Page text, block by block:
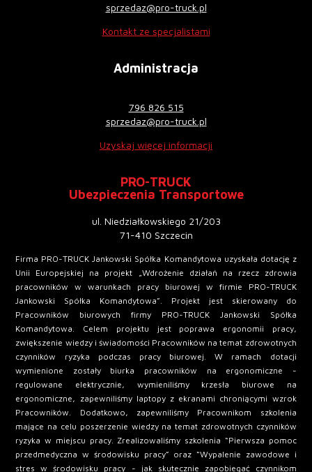
sprzedaz@pro-truck.pl
Kontakt ze specjalistami
Administracja
796 826 515
sprzedaz@pro-truck.pl
Uzyskaj więcej informacji
PRO-TRUCK
Ubezpieczenia Transportowe
ul. Niedziałkowskiego 21/203
71-410 Szczecin
Firma PRO-TRUCK Jankowski Spółka Komandytowa uzyskała dotację z
Unii Europejskiej na projekt „Wdrożenie działań na rzecz zdrowia
pracowników w warunkach pracy biurowej w firmie PRO-TRUCK
Jankowski Spółka Komandytowa”. Projekt jest skierowany do
Pracowników biurowych firmy PRO-TRUCK Jankowski Spółka
Komandytowa. Celem projektu jest poprawa ergonomii pracy,
zwiększenie wiedzy i świadomości Pracowników na temat zdrowotnych
czynników ryzyka podczas pracy biurowej. W ramach dotacji
wymienione zostały biurka pracowników na ergonomiczne -
regulowane elektrycznie, wymieniliśmy krzesła biurowe na
ergonomiczne, zapewniliśmy laptopy z ekranami chroniącymi wzrok
Pracowników. Dodatkowo, zapewniliśmy Pracownikom szkolenia
mające na celu poszerzenie wiedzy na temat zdrowotnych czynników
ryzyka w miejscu pracy. Zrealizowaliśmy szkolenia “Pierwsza pomoc
przedmedyczna w środowisku pracy” oraz “Wypalenie zawodowe i
stres w środowisku pracy - jak skutecznie zapobiegać czynnikom